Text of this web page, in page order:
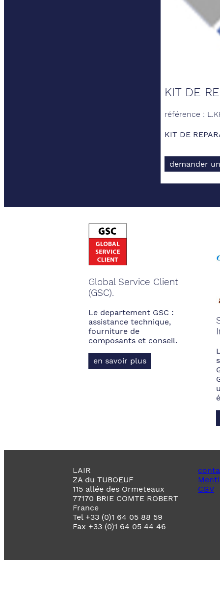
KIT DE
référence :
KIT DE
demander
Global Service Client
(GSC).
Le departement GSC :
assistance technique,
fourniture de
composants et conseil.
en savoir plus
LAIR
ZA du TUBOEUF
115 allée des Ormeteaux
77170 BRIE COMTE ROBERT
France
Tel +33 (0)1 64 05 88 59
Fax +33 (0)1 64 05 44 46
CGV